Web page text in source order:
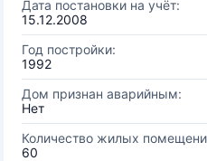
Дата постановки на учёт:
15.12.2008
Год постройки:
1992
Дом признан аварийным:
Нет
Количество жилых
60